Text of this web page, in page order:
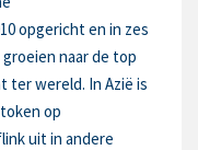
opgericht en in zes
naar de top
wereld. In Azië is
op
uit in andere